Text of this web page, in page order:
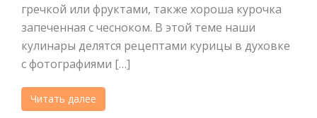
гречкой или фруктами, также хороша курочка
запеченная с чесноком. В этой теме наши
кулинары делятся рецептами курицы в духовке
с фотографиями […]
Читать далее